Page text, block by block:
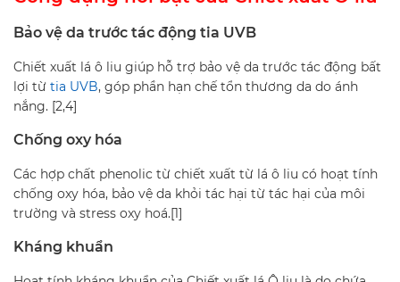
Bảo vệ da trước tác động tia UVB
Chiết xuất lá ô liu giúp hỗ trợ bảo vệ da trước tác động bất
lợi từ tia UVB, góp phần hạn chế tổn thương da do ánh
nắng. [2,4]
Chống oxy hóa
Các hợp chất phenolic từ chiết xuất từ ​​lá ô liu có hoạt tính
chống oxy hóa, bảo vệ da khỏi tác hại từ tác hại của môi
trường và stress oxy hoá.[1]
Kháng khuẩn